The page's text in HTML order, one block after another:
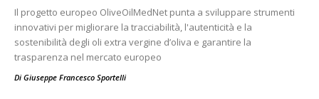
Il progetto europeo OliveOilMedNet punta a sviluppare strumenti
innovativi per migliorare la tracciabilità, l'autenticità e la
sostenibilità degli oli extra vergine d’oliva e garantire la
trasparenza nel mercato europeo
Di Giuseppe Francesco Sportelli